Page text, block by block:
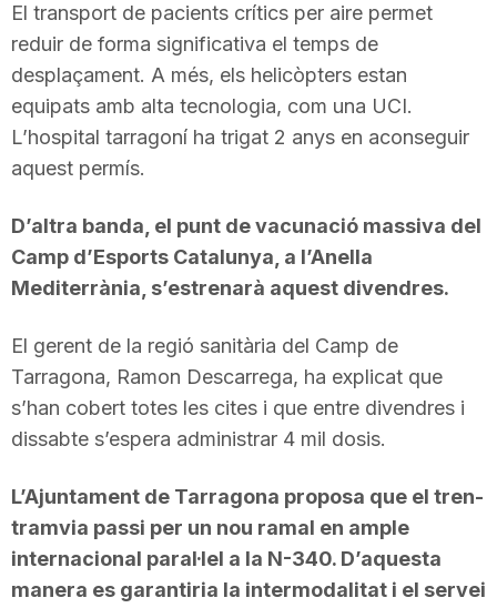
a
r
a
o
n
a
El transport de pacients crítics per aire permet
reduir de forma significativa el temps de
desplaçament. A més, els helicòpters estan
equipats amb alta tecnologia, com una UCI.
L’hospital tarragoní ha trigat 2 anys en aconseguir
aquest permís.
D’altra banda, el punt de vacunació massiva del
Camp d’Esports Catalunya, a l’Anella
Mediterrània, s’estrenarà aquest divendres.
El gerent de la regió sanitària del Camp de
Tarragona, Ramon Descarrega, ha explicat que
s’han cobert totes les cites i que entre divendres i
dissabte s’espera administrar 4 mil dosis.
L’Ajuntament de Tarragona proposa que el tren-
tramvia passi per un nou ramal en ample
internacional paral·lel a la N-340. D’aquesta
manera es garantiria la intermodalitat i el servei